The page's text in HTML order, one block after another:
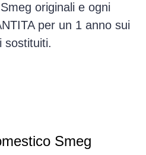
originali e ogni
per un 1 anno sui
sostituiti.
Smeg